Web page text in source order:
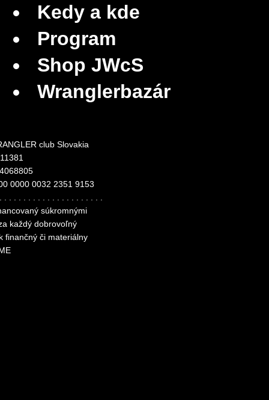
Kedy a kde
Program
Shop JWcS
Wranglerbazár
club Slovakia
0000 0032 2351 9153
súkromnými
každý dobrovoľný
finančný či materiálny